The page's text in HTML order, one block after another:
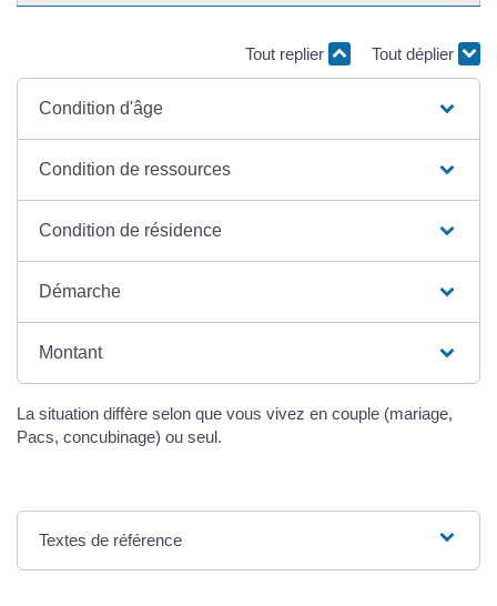
Tout replier Tout déplier
Condition d'âge
Condition de ressources
Condition de résidence
Démarche
Montant
La situation diffère selon que vous vivez en couple (mariage,
Pacs, concubinage) ou seul.
Textes de référence